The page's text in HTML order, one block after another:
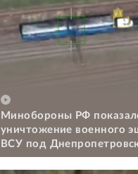
Минобороны РФ
уничтожение военного
ВСУ под